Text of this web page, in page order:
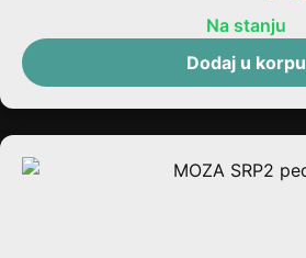
Na stanju
Dodaj u korpu